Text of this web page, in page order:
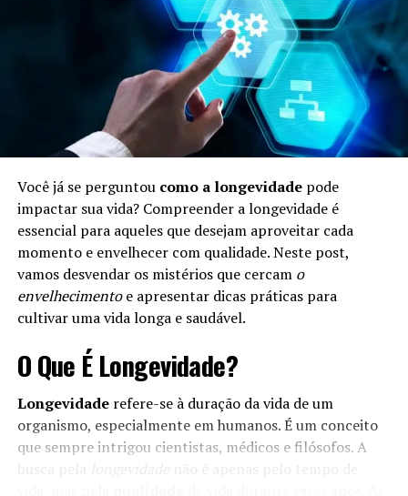
Você já se perguntou como a longevidadepode
impactar sua vida? Compreender a longevidade é
essencial para aqueles que desejam aproveitar cada
momento e envelhecer com qualidade. Neste post,
vamos desvendar os mistérios que cercam o
envelhecimentoe apresentar dicas práticas para
cultivar uma vida longa e saudável.
O Que É Longevidade?
Longevidaderefere-se à duração da vida de um
organismo, especialmente em humanos. É um conceito
que sempre intrigou cientistas, médicos e filósofos. A